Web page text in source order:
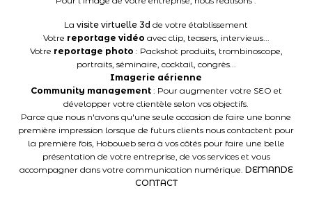
La visite virtuelle 3d de votre établissement
Votre reportage vidéo avec clip, teasers, interviews...
Votre reportage photo : Packshot produits, trombinoscope,
portraits, séminaire, cocktail, congrès...
Imagerie aérienne
Community management: Pour augmenter votre SEO et
développer votre clientèle selon vos objectifs.
Parce que nous n'avons qu'une seule occasion de faire une bonne
première impression lorsque de futurs clients nous contactent pour
la première fois, Hoboweb sera à vos côtés pour faire une belle
présentation de votre entreprise, de vos services et vous
accompagner dans votre communication numérique. DEMANDE
CONTACT